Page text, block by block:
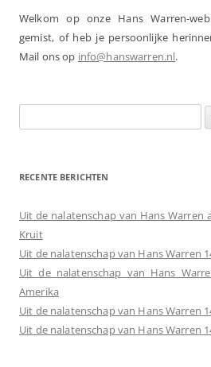
Welkom op onze Hans Warren-
gemist, of heb je persoonlijke
Mail ons op info@hanswarren.nl.
naar:
RECENTE BERICHTEN
Uit de nalatenschap van Hans Warren
Kruit
Uit de nalatenschap van Hans Warren
Uit de nalatenschap van Hans
Amerika
Uit de nalatenschap van Hans Warren
Uit de nalatenschap van Hans Warren